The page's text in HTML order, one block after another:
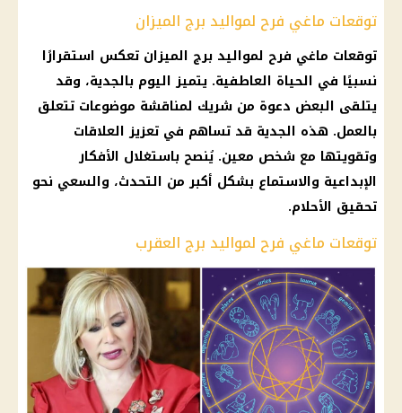
توقعات ماغي فرح لمواليد برج الميزان
توقعات ماغي فرح لمواليد برج الميزان تعكس استقرارًا
نسبيًا في الحياة العاطفية. يتميز اليوم بالجدية، وقد
يتلقى البعض دعوة من شريك لمناقشة موضوعات تتعلق
بالعمل. هذه الجدية قد تساهم في تعزيز العلاقات
وتقويتها مع شخص معين. يُنصح باستغلال الأفكار
الإبداعية والاستماع بشكل أكبر من التحدث، والسعي نحو
تحقيق الأحلام.
توقعات ماغي فرح لمواليد برج العقرب